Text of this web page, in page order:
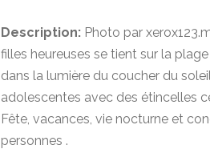
Description: Photo par
filles heureuses se tient sur la
dans la lumière du coucher du
adolescentes avec des étincelles
Fête, vacances, vie nocturne et
personnes .